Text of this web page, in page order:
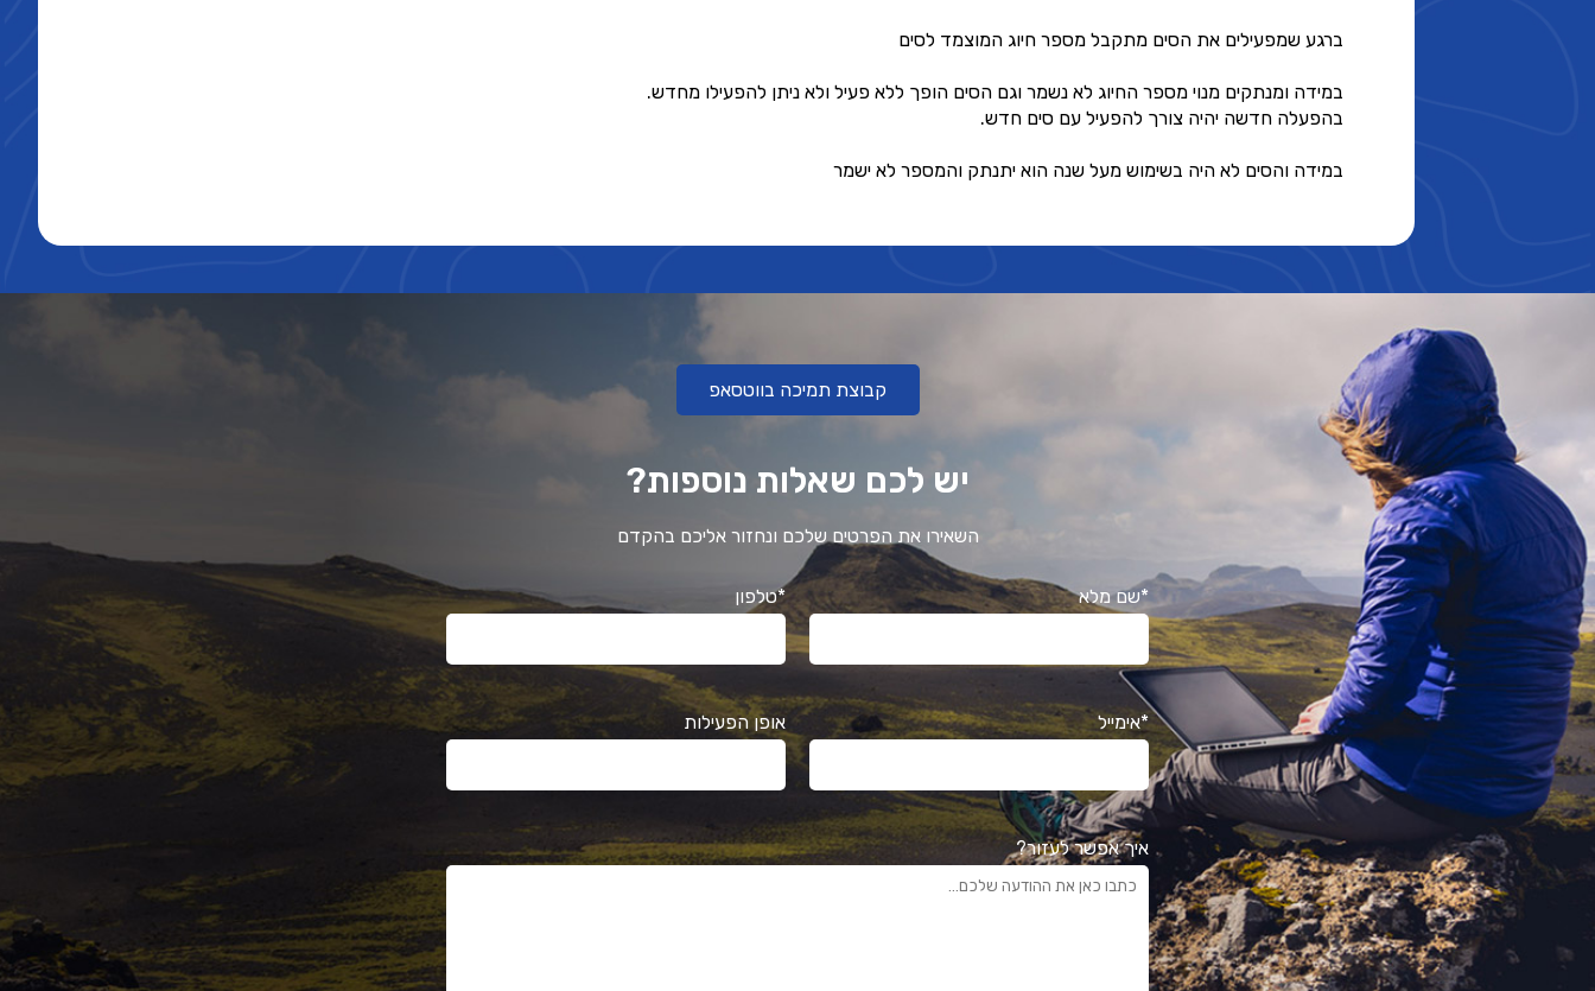
ברגע שמפעילים את הסים מתקבל מספר חיוג המוצמד לסים
במידה ומנתקים מנוי מספר החיוג לא נשמר וגם הסים הופך ללא פעיל ולא ניתן להפעילו מחדש.
בהפעלה חדשה יהיה צורך להפעיל עם סים חדש.
במידה והסים לא היה בשימוש מעל שנה הוא יתנתק והמספר לא ישמר
קבוצת תמיכה בווטסאפ
יש לכם שאלות נוספות?
השאירו את הפרטים שלכם ונחזור אליכם בהקדם
*שם מלא *טלפון
*אימייל אופן הפעילות
איך אפשר לעזור?